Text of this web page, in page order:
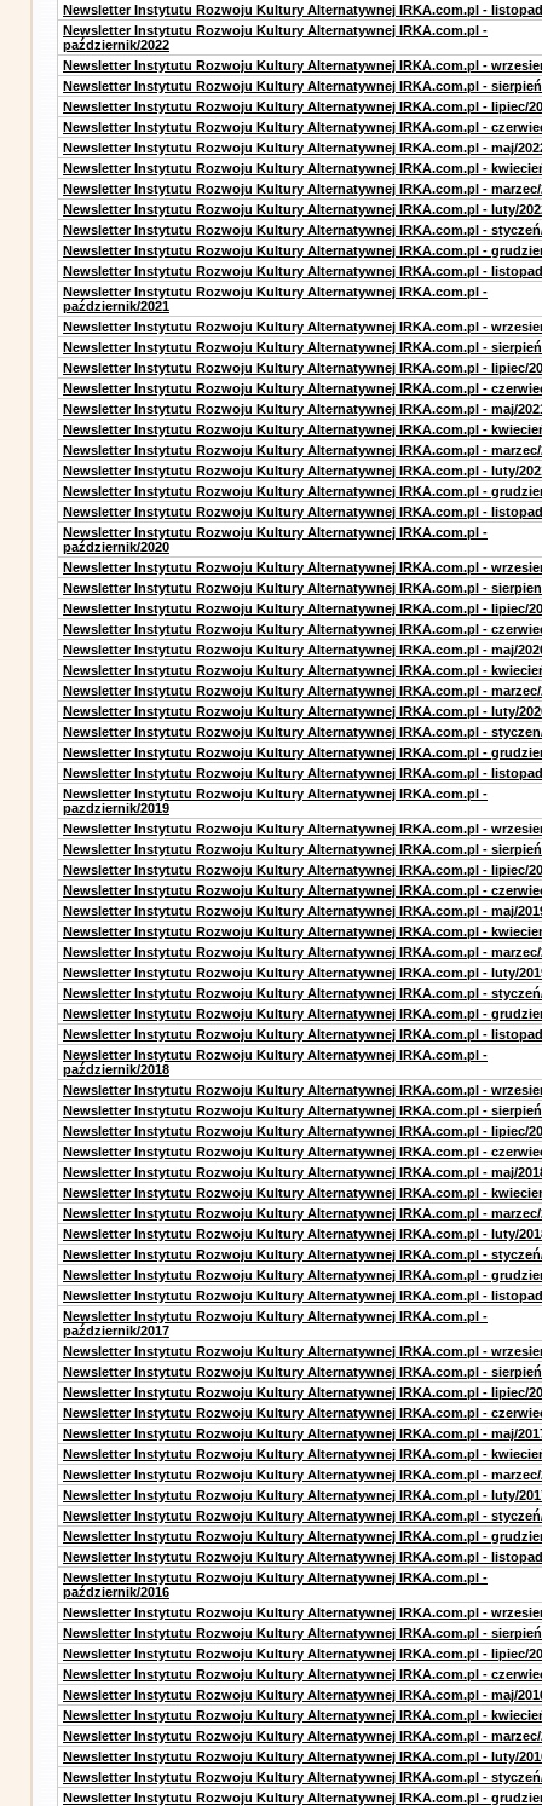
Newsletter Instytutu Rozwoju Kultury Alternatywnej IRKA.com.pl -
Newsletter Instytutu Rozwoju Kultury Alternatywnej IRKA.com.pl -
październik/2022
Newsletter Instytutu Rozwoju Kultury Alternatywnej IRKA.com.pl -
Newsletter Instytutu Rozwoju Kultury Alternatywnej IRKA.com.pl -
Newsletter Instytutu Rozwoju Kultury Alternatywnej IRKA.com.pl - lipiec/
Newsletter Instytutu Rozwoju Kultury Alternatywnej IRKA.com.pl -
Newsletter Instytutu Rozwoju Kultury Alternatywnej IRKA.com.pl - maj/
Newsletter Instytutu Rozwoju Kultury Alternatywnej IRKA.com.pl -
Newsletter Instytutu Rozwoju Kultury Alternatywnej IRKA.com.pl - marzec/
Newsletter Instytutu Rozwoju Kultury Alternatywnej IRKA.com.pl - luty/
Newsletter Instytutu Rozwoju Kultury Alternatywnej IRKA.com.pl -
Newsletter Instytutu Rozwoju Kultury Alternatywnej IRKA.com.pl -
Newsletter Instytutu Rozwoju Kultury Alternatywnej IRKA.com.pl -
Newsletter Instytutu Rozwoju Kultury Alternatywnej IRKA.com.pl -
październik/2021
Newsletter Instytutu Rozwoju Kultury Alternatywnej IRKA.com.pl -
Newsletter Instytutu Rozwoju Kultury Alternatywnej IRKA.com.pl -
Newsletter Instytutu Rozwoju Kultury Alternatywnej IRKA.com.pl - lipiec/
Newsletter Instytutu Rozwoju Kultury Alternatywnej IRKA.com.pl -
Newsletter Instytutu Rozwoju Kultury Alternatywnej IRKA.com.pl - maj/
Newsletter Instytutu Rozwoju Kultury Alternatywnej IRKA.com.pl -
Newsletter Instytutu Rozwoju Kultury Alternatywnej IRKA.com.pl - marzec/
Newsletter Instytutu Rozwoju Kultury Alternatywnej IRKA.com.pl - luty/
Newsletter Instytutu Rozwoju Kultury Alternatywnej IRKA.com.pl -
Newsletter Instytutu Rozwoju Kultury Alternatywnej IRKA.com.pl -
Newsletter Instytutu Rozwoju Kultury Alternatywnej IRKA.com.pl -
październik/2020
Newsletter Instytutu Rozwoju Kultury Alternatywnej IRKA.com.pl -
Newsletter Instytutu Rozwoju Kultury Alternatywnej IRKA.com.pl -
Newsletter Instytutu Rozwoju Kultury Alternatywnej IRKA.com.pl - lipiec/
Newsletter Instytutu Rozwoju Kultury Alternatywnej IRKA.com.pl -
Newsletter Instytutu Rozwoju Kultury Alternatywnej IRKA.com.pl - maj/
Newsletter Instytutu Rozwoju Kultury Alternatywnej IRKA.com.pl -
Newsletter Instytutu Rozwoju Kultury Alternatywnej IRKA.com.pl - marzec/
Newsletter Instytutu Rozwoju Kultury Alternatywnej IRKA.com.pl - luty/
Newsletter Instytutu Rozwoju Kultury Alternatywnej IRKA.com.pl -
Newsletter Instytutu Rozwoju Kultury Alternatywnej IRKA.com.pl -
Newsletter Instytutu Rozwoju Kultury Alternatywnej IRKA.com.pl -
Newsletter Instytutu Rozwoju Kultury Alternatywnej IRKA.com.pl -
pazdziernik/2019
Newsletter Instytutu Rozwoju Kultury Alternatywnej IRKA.com.pl -
Newsletter Instytutu Rozwoju Kultury Alternatywnej IRKA.com.pl -
Newsletter Instytutu Rozwoju Kultury Alternatywnej IRKA.com.pl - lipiec/
Newsletter Instytutu Rozwoju Kultury Alternatywnej IRKA.com.pl -
Newsletter Instytutu Rozwoju Kultury Alternatywnej IRKA.com.pl - maj/
Newsletter Instytutu Rozwoju Kultury Alternatywnej IRKA.com.pl -
Newsletter Instytutu Rozwoju Kultury Alternatywnej IRKA.com.pl - marzec/
Newsletter Instytutu Rozwoju Kultury Alternatywnej IRKA.com.pl - luty/
Newsletter Instytutu Rozwoju Kultury Alternatywnej IRKA.com.pl -
Newsletter Instytutu Rozwoju Kultury Alternatywnej IRKA.com.pl -
Newsletter Instytutu Rozwoju Kultury Alternatywnej IRKA.com.pl -
Newsletter Instytutu Rozwoju Kultury Alternatywnej IRKA.com.pl -
październik/2018
Newsletter Instytutu Rozwoju Kultury Alternatywnej IRKA.com.pl -
Newsletter Instytutu Rozwoju Kultury Alternatywnej IRKA.com.pl -
Newsletter Instytutu Rozwoju Kultury Alternatywnej IRKA.com.pl - lipiec/
Newsletter Instytutu Rozwoju Kultury Alternatywnej IRKA.com.pl -
Newsletter Instytutu Rozwoju Kultury Alternatywnej IRKA.com.pl - maj/
Newsletter Instytutu Rozwoju Kultury Alternatywnej IRKA.com.pl -
Newsletter Instytutu Rozwoju Kultury Alternatywnej IRKA.com.pl - marzec/
Newsletter Instytutu Rozwoju Kultury Alternatywnej IRKA.com.pl - luty/
Newsletter Instytutu Rozwoju Kultury Alternatywnej IRKA.com.pl -
Newsletter Instytutu Rozwoju Kultury Alternatywnej IRKA.com.pl -
Newsletter Instytutu Rozwoju Kultury Alternatywnej IRKA.com.pl -
Newsletter Instytutu Rozwoju Kultury Alternatywnej IRKA.com.pl -
październik/2017
Newsletter Instytutu Rozwoju Kultury Alternatywnej IRKA.com.pl -
Newsletter Instytutu Rozwoju Kultury Alternatywnej IRKA.com.pl -
Newsletter Instytutu Rozwoju Kultury Alternatywnej IRKA.com.pl - lipiec/
Newsletter Instytutu Rozwoju Kultury Alternatywnej IRKA.com.pl -
Newsletter Instytutu Rozwoju Kultury Alternatywnej IRKA.com.pl - maj/
Newsletter Instytutu Rozwoju Kultury Alternatywnej IRKA.com.pl -
Newsletter Instytutu Rozwoju Kultury Alternatywnej IRKA.com.pl - marzec/
Newsletter Instytutu Rozwoju Kultury Alternatywnej IRKA.com.pl - luty/
Newsletter Instytutu Rozwoju Kultury Alternatywnej IRKA.com.pl -
Newsletter Instytutu Rozwoju Kultury Alternatywnej IRKA.com.pl -
Newsletter Instytutu Rozwoju Kultury Alternatywnej IRKA.com.pl -
Newsletter Instytutu Rozwoju Kultury Alternatywnej IRKA.com.pl -
październik/2016
Newsletter Instytutu Rozwoju Kultury Alternatywnej IRKA.com.pl -
Newsletter Instytutu Rozwoju Kultury Alternatywnej IRKA.com.pl -
Newsletter Instytutu Rozwoju Kultury Alternatywnej IRKA.com.pl - lipiec/
Newsletter Instytutu Rozwoju Kultury Alternatywnej IRKA.com.pl -
Newsletter Instytutu Rozwoju Kultury Alternatywnej IRKA.com.pl - maj/
Newsletter Instytutu Rozwoju Kultury Alternatywnej IRKA.com.pl -
Newsletter Instytutu Rozwoju Kultury Alternatywnej IRKA.com.pl - marzec/
Newsletter Instytutu Rozwoju Kultury Alternatywnej IRKA.com.pl - luty/
Newsletter Instytutu Rozwoju Kultury Alternatywnej IRKA.com.pl -
Newsletter Instytutu Rozwoju Kultury Alternatywnej IRKA.com.pl -